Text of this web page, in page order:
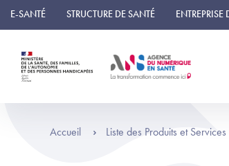
Panneau de gestion des cookies
E-SANTÉ STRUCTURE DE SANTÉ
Accueil Liste des Produits et Services